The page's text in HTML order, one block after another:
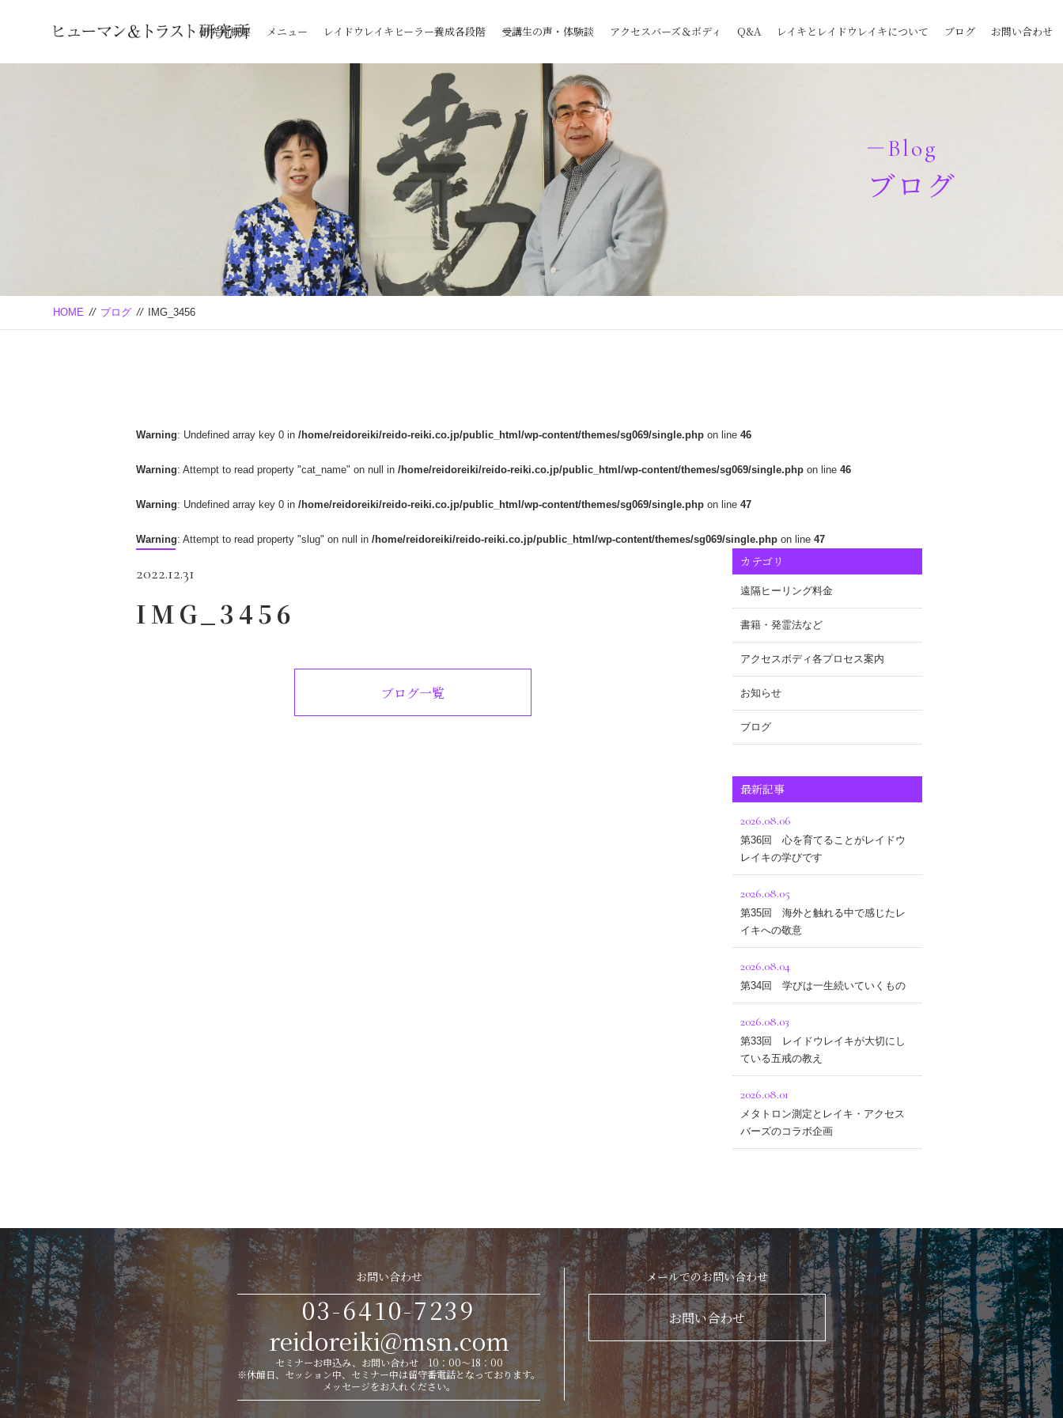
研究所概要 メニュー レイドウレイキヒーラー養成各段階 受講生の声・体験談 アクセスバーズ＆ボディ Q&A レイキとレイドウレイキについて ブログ お問い合わせ
Blog
ブログ
HOME // ブログ // IMG_3456
Warning: Undefined array key 0 in /home/reidoreiki/reido-reiki.co.jp/public_html/wp-content/themes/sg069/single.php on line 46
Warning: Attempt to read property "cat_name" on null in /home/reidoreiki/reido-reiki.co.jp/public_html/wp-content/themes/sg069/single.php on line 46
Warning: Undefined array key 0 in /home/reidoreiki/reido-reiki.co.jp/public_html/wp-content/themes/sg069/single.php on line 47
Warning: Attempt to read property "slug" on null in /home/reidoreiki/reido-reiki.co.jp/public_html/wp-content/themes/sg069/single.php on line 47
2022.12.31
IMG_3456
ブログ一覧
カテゴリ
遠隔ヒーリング料金
書籍・発霊法など
アクセスボディ各プロセス案内
お知らせ
ブログ
最新記事
2026.08.06
第36回 心を育てることがレイドウ
レイキの学びです
2026.08.05
第35回 海外と触れる中で感じたレ
イキへの敬意
2026.08.04
第34回 学びは一生続いていくもの
2026.08.03
第33回 レイドウレイキが大切にし
ている五戒の教え
2026.08.01
メタトロン測定とレイキ・アクセス
バーズのコラボ企画
お問い合わせ
03-6410-7239
reidoreiki@msn.com
セミナーお申込み、お問い合わせ 10：00～18：00
※休館日、セッション中、セミナー中は留守番電話となっております。
メッセージをお入れください。
メールでのお問い合わせ
お問い合わせ